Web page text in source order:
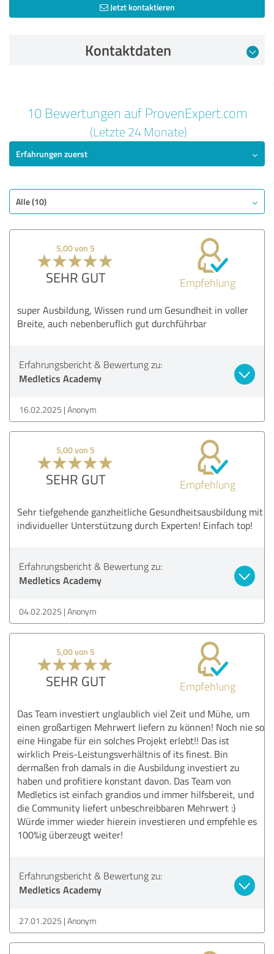
Jetzt kontaktieren
Kontaktdaten
SEHR GUT
Nutzen
Leistungen
Durchführung
Methodik
Bewertung anzeigen
10 Bewertungen auf ProvenExpert.com
(Letzte 24 Monate)
Erfahrungen zuerst
Alle (10)
5,00 von 5
SEHR GUT Empfehlung
super Ausbildung, Wissen rund um Gesundheit in voller
Breite, auch nebenberuflich gut durchführbar
Erfahrungsbericht & Bewertung zu:
Medletics Academy
16.02.2025 Anonym
5,00 von 5
SEHR GUT Empfehlung
Sehr tiefgehende ganzheitliche Gesundheitsausbildung mit
individueller Unterstützung durch Experten! Einfach top!
Erfahrungsbericht & Bewertung zu:
Medletics Academy
04.02.2025 Anonym
5,00 von 5
SEHR GUT Empfehlung
Das Team investiert unglaublich viel Zeit und Mühe, um
einen großartigen Mehrwert liefern zu können! Noch nie so
eine Hingabe für ein solches Projekt erlebt!! Das ist
wirklich Preis-Leistungsverhältnis of its finest. Bin
dermaßen froh damals in die Ausbildung investiert zu
haben und profitiere konstant davon. Das Team von
Medletics ist einfach grandios und immer hilfsbereit, und
die Community liefert unbeschreibbaren Mehrwert :)
Würde immer wieder hierein investieren und empfehle es
100%ig überzeugt weiter!
Erfahrungsbericht & Bewertung zu:
Medletics Academy
27.01.2025 Anonym